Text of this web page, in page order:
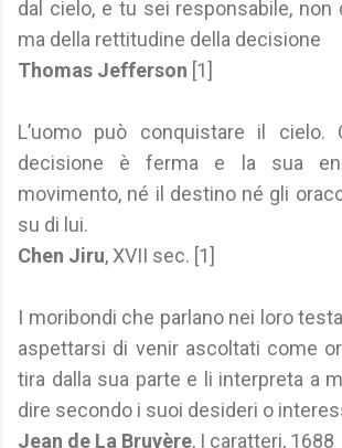
dal cielo, e tu sei responsabile, non
ma della rettitudine della decisione
Thomas Jefferson [1]
L’uomo può conquistare il cielo.
decisione è ferma e la sua
movimento, né il destino né gli
su di lui.
Chen Jiru, XVII sec. [1]
I moribondi che parlano nei loro
aspettarsi di venir ascoltati come
tira dalla sua parte e li interpreta a
dire secondo i suoi desideri o
Jean de La Bruyère, I caratteri, 1688